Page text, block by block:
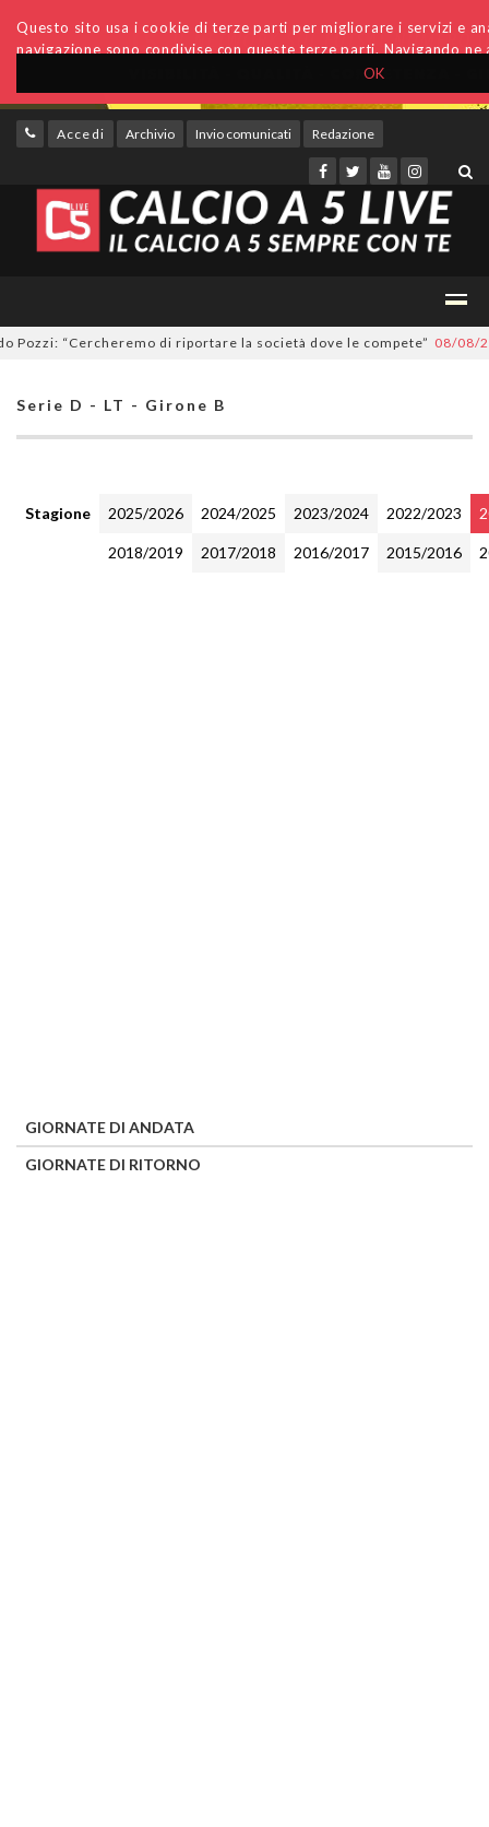
OK
Questo sito usa i cookie di terze parti per migliorare i servizi e
navigazione sono condivise con queste terze parti. Navigando
Accedi Archivio Invio comunicati Redazione
“Cercheremo di riportare la società dove le compete” 08/08/2026
Serie D - LT - Girone B
Stagione 2025/2026 2024/2025 2023/2024 2022/2023
2018/2019 2017/2018 2016/2017 2015/2016
GIORNATE DI ANDATA
GIORNATE DI RITORNO